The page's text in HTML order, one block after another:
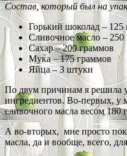
Состав, который был на
Горький шоколад – 125
Сливочное масло – 250
Сахар – 200 граммов
Мука – 175 граммов
Яйца – 3 штуки
По двум причинам я решила
ингредиентов. Во-первых, у
сливочного масла весом 180
А во-вторых, мне просто
масла, да и вообще, всего,